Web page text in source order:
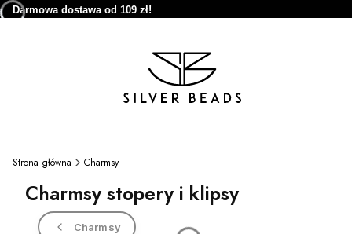
Darmowa dostawa od 109 zł!
Strona główna Charmsy
Charmsy stopery i klipsy
Charmsy